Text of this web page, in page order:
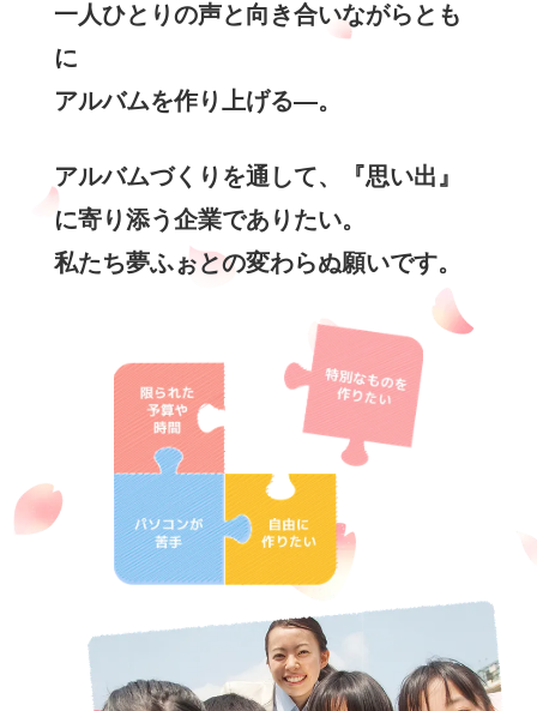
一人ひとりの声と向き合いながら とも
に
アルバムを作り上げる―。
アルバムづくりを通して、『思い出』
に寄り添う企業でありたい。
私たち夢ふぉとの変わらぬ願いです。